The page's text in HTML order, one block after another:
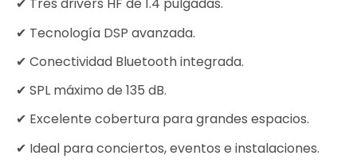
✔ Tres drivers HF de 1.4 pulgadas.
✔ Tecnología DSP avanzada.
✔ Conectividad Bluetooth integrada.
✔ SPL máximo de 135 dB.
✔ Excelente cobertura para grandes espacios.
✔ Ideal para conciertos, eventos e instalaciones.